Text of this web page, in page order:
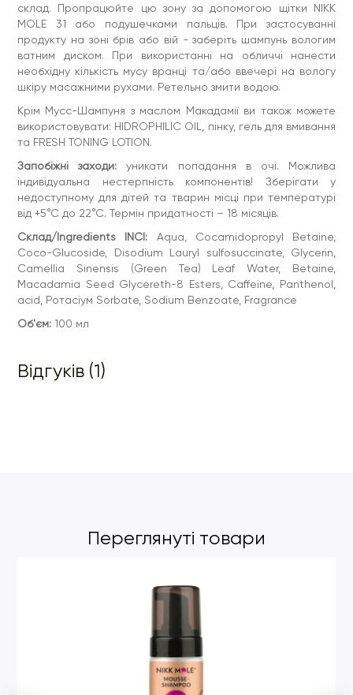
склад. Пропрацюйте цю зону за допомогою щітки NIKK
MOLE 31 або подушечками пальців. При застосуванні
продукту на зоні брів або вій - заберіть шампунь вологим
ватним диском. При використанні на обличчі нанести
необхідну кількість мусу вранці та/або ввечері на вологу
шкіру масажними рухами. Ретельно змити водою.
Крім Мусс-Шампуня з маслом Макадамії ви також можете
використовувати: HIDROPHILIC OIL, пінку, гель для вмивання
та FRESH TONING LOTION.
Запобіжні заходи: уникати попадання в очі. Можлива
індивідуальна нестерпність компонентів! Зберігати у
недоступному для дітей та тварин місці при температурі
від +5°С до 22°С. Термін придатності – 18 місяців.
Склад/Ingredients INCI: Aqua, Cocamidopropyl Betaine,
Coco-Glucoside, Disodium Lauryl sulfosuccinate, Glycerin,
Camellia Sinensis (Green Tea) Leaf Water, Betaine,
Macadamia Seed Glycereth-8 Esters, Caffeine, Panthenol,
acid, Ротасіум Sorbate, Sodium Benzoate, Fragrance
Об'єм: 100 мл
Відгуків (1)
Переглянуті товари